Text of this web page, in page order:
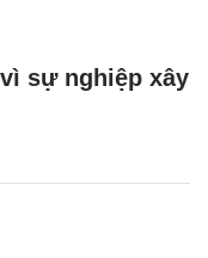
sự nghiệp xây